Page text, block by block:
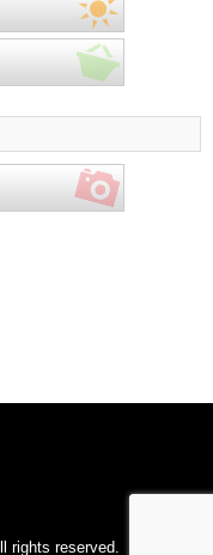
rights reserved.